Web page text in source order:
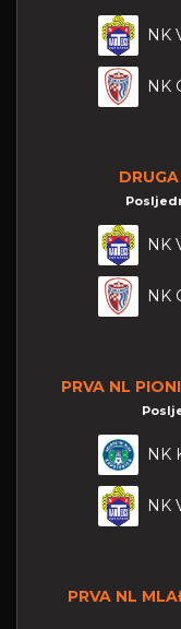
NK
NK
NK
NK
PRVA NL
NK
NK
PRVA NL